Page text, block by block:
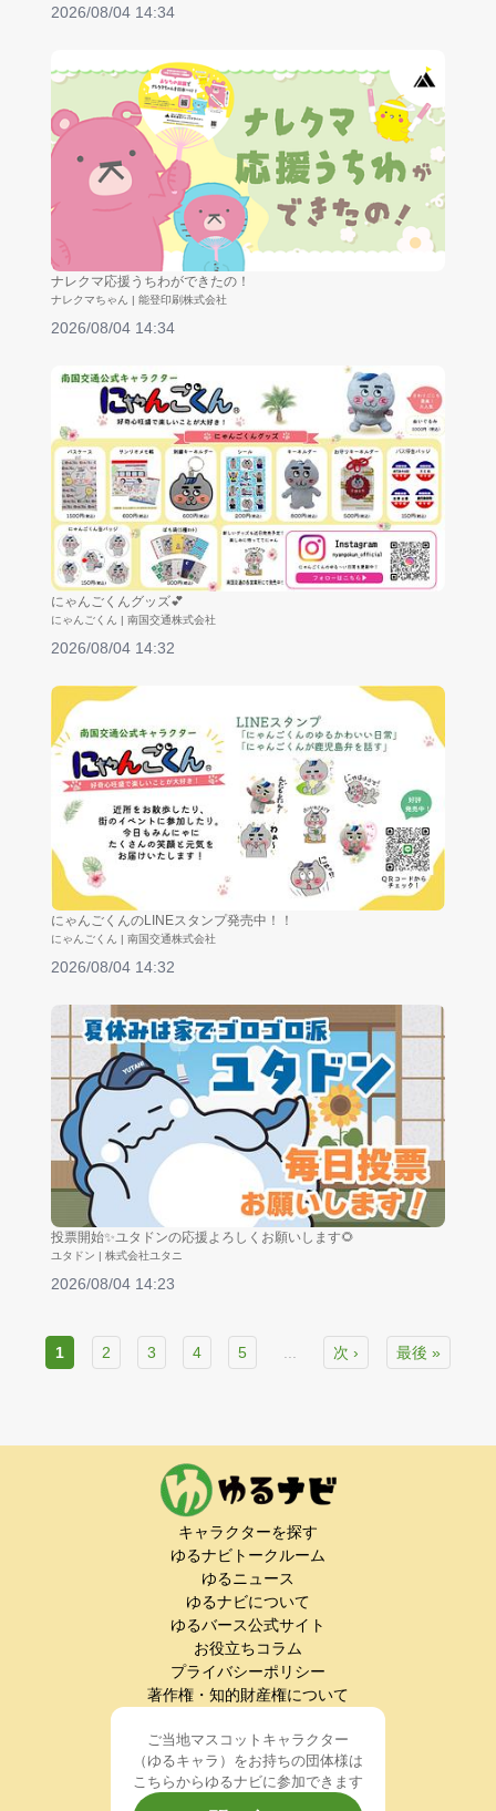
2026/08/04 14:34
ナレクマ応援うちわができたの！
ナレクマちゃん | 能登印刷株式会社
2026/08/04 14:34
にゃんごくんグッズ💕
にゃんごくん | 南国交通株式会社
2026/08/04 14:32
にゃんごくんのLINEスタンプ発売中！！
にゃんごくん | 南国交通株式会社
2026/08/04 14:32
投票開始✨ユタドンの応援よろしくお願いします🌻
ユタドン | 株式会社ユタニ
2026/08/04 14:23
1 2 3 4 5 次 › 最後 »
キャラクターを探す
ゆるナビトークルーム
ゆるニュース
ゆるナビについて
ゆるバース公式サイト
お役立ちコラム
プライバシーポリシー
著作権・知的財産権について
ご当地マスコットキャラクター
（ゆるキャラ）をお持ちの団体様は
こちらからゆるナビに参加できます